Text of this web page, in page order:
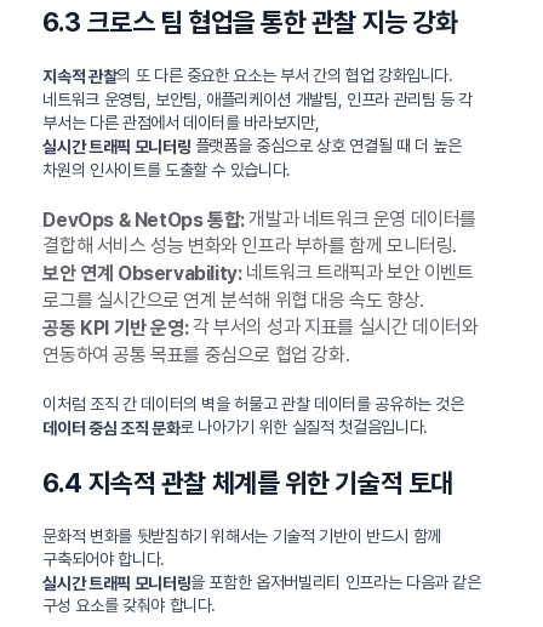
6.3 크로스 팀 협업을 통한 관찰 지능 강화
지속적 관찰의 또 다른 중요한 요소는 부서 간의 협업 강화입니다.
네트워크 운영팀, 보안팀, 애플리케이션 개발팀, 인프라 관리팀 등 각
부서는 다른 관점에서 데이터를 바라보지만,
실시간 트래픽 모니터링 플랫폼을 중심으로 상호 연결될 때 더 높은
차원의 인사이트를 도출할 수 있습니다.
DevOps & NetOps 통합:개발과 네트워크 운영 데이터를
결합해 서비스 성능 변화와 인프라 부하를 함께 모니터링.
보안 연계 Observability:네트워크 트래픽과 보안 이벤트
로그를 실시간으로 연계 분석해 위협 대응 속도 향상.
공동 KPI 기반 운영:각 부서의 성과 지표를 실시간 데이터와
연동하여 공통 목표를 중심으로 협업 강화.
이처럼 조직 간 데이터의 벽을 허물고 관찰 데이터를 공유하는 것은
데이터 중심 조직 문화로 나아가기 위한 실질적 첫걸음입니다.
6.4 지속적 관찰 체계를 위한 기술적 토대
문화적 변화를 뒷받침하기 위해서는 기술적 기반이 반드시 함께
구축되어야 합니다.
실시간 트래픽 모니터링을 포함한 옵저버빌리티 인프라는 다음과 같은
구성 요소를 갖춰야 합니다.